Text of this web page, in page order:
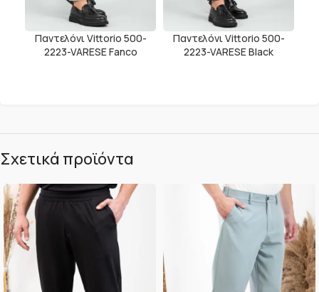
Παντελόνι Vittorio 500-
2223-VARESE Fanco
Παντελόνι Vittorio 500-
2223-VARESE Black
Σχετικά προϊόντα